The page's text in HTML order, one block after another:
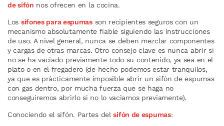
de sifón nos ofrecen en la cocina.
Los sifones para espumasson recipientes seguros con un
mecanismo absolutamente fiable siguiendo las instrucciones
de uso. A nivel general, nunca se deben mezclar componentes
y cargas de otras marcas. Otro consejo clave es nunca abrir si
no se ha vaciado previamente todo su contenido, ya sea en el
plato o en el fregadero (de hecho podemos estar tranquilos,
ya que es prácticamente imposible abrir un sifón de espumas
con gas dentro, por mucha fuerza que se haga no
conseguiremos abrirlo si no lo vaciamos previamente).
Conociendo el sifón. Partes delsifón de espumas: